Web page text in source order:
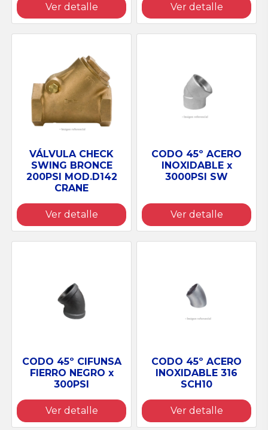
Ver detalle Ver detalle
VÁLVULA CHECK
SWING BRONCE
200PSI MOD.D142
CRANE
Ver detalle
CODO 45º ACERO
INOXIDABLE x
3000PSI SW
Ver detalle
CODO 45º CIFUNSA
FIERRO NEGRO x
300PSI
Ver detalle
CODO 45º ACERO
INOXIDABLE 316
SCH10
Ver detalle